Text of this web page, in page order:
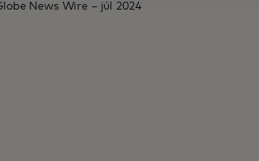
News Wire – júl 2024